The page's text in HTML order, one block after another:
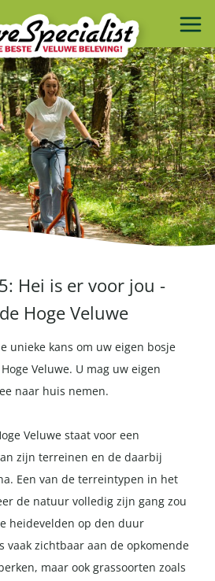
Hei is er voor jou -
Hoge Veluwe
unieke kans om uw eigen bosje
Veluwe. U mag uw eigen
naar huis nemen.
Veluwe staat voor een
zijn terreinen en de daarbij
Een van de terreintypen in het
de natuur volledig zijn gang zou
heidevelden op den duur
vaak zichtbaar aan de opkomende
maar ook grassoorten zoals